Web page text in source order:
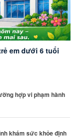
em dưới 6 tuổi
hợp vi phạm hành
khám sức khỏe định